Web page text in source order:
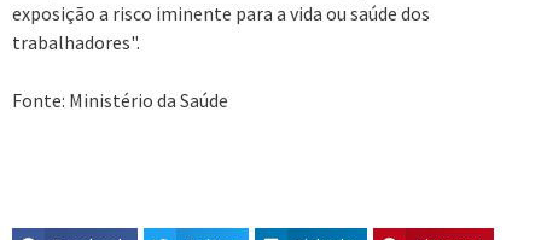
exposição a risco iminente para a vida ou saúde dos
trabalhadores".
Fonte: Ministério da Saúde